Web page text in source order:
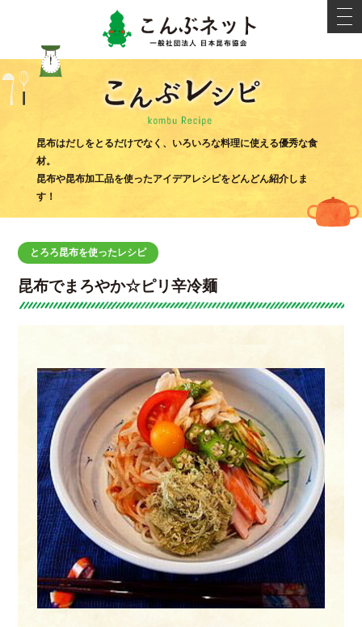
こんぶ
こんぶ
昆布はだしをとるだけでなく、いろいろな料理に使える優秀な食
材。
昆布や昆布加工品を使ったアイデアレシピをどんどん紹介しま
す！
とろろ昆布を使ったレシピ
昆布でまろやか☆ピリ辛冷麺
t
o
g
n